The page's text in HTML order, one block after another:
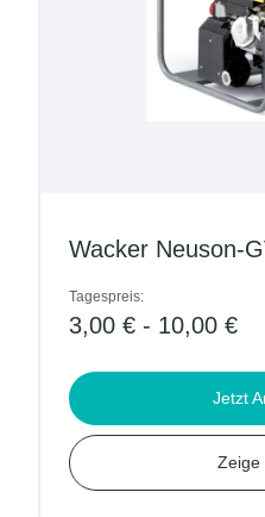
Wacker Neuson-GV
Tagespreis:
3,00 € - 10,00 €
Zeige
Jetzt